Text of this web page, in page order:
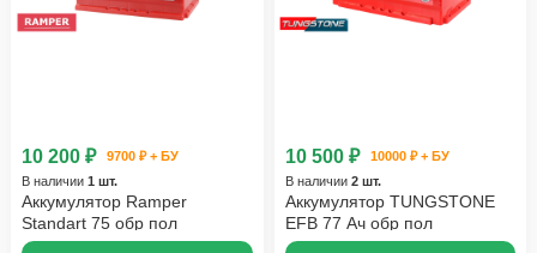
10 200 ₽
9700 ₽ + БУ
В наличии 1 шт.
Аккумулятор Ramper
Standart 75 обр пол
10 500 ₽
10000 ₽ + БУ
В наличии 2 шт.
Аккумулятор TUNGSTONE
EFB 77 Ач обр пол